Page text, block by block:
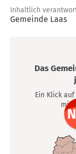
Inhaltlich
Gemeinde Laas
Das
Ein Klick